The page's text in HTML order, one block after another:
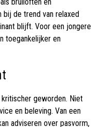
bij de trend van relaxed
blijft. Voor een jongere
toegankelijker en
geworden. Niet
en beleving. Van een
adviseren over pasvorm,